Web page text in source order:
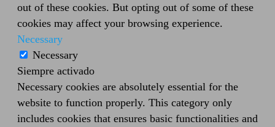
out of these cookies. But opting out of some of these
cookies may affect your browsing experience.
Necessary
Necessary
Siempre activado
Necessary cookies are absolutely essential for the
website to function properly. This category only
includes cookies that ensures basic functionalities and